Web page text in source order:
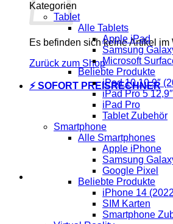
Es befinden sich keine Artikel im
Zurück zum Shop
⚡ SOFORT PREISRECHNER
Kategorien
Tablet
Alle Tablets
Apple iPad
Samsung
Microsoft
Beliebte Produkte
iPad 10 10,9″
iPad Pro 5
iPad Pro
Tablet Zubehör
Smartphone
Alle Smartphones
Apple iPhone
Samsung
Google Pixel
Beliebte Produkte
iPhone 14
SIM Karten
Smartphone